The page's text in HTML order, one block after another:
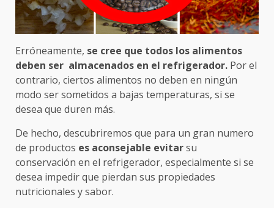
Erróneamente, se cree que todos los alimentos
deben ser almacenados en el refrigerador. Por el
contrario, ciertos alimentos no deben en ningún
modo ser sometidos a bajas temperaturas, si se
desea que duren más.
De hecho, descubriremos que para un gran numero
de productos es aconsejable evitarsu
conservación en el refrigerador, especialmente si se
desea impedir que pierdan sus propiedades
nutricionales y sabor.